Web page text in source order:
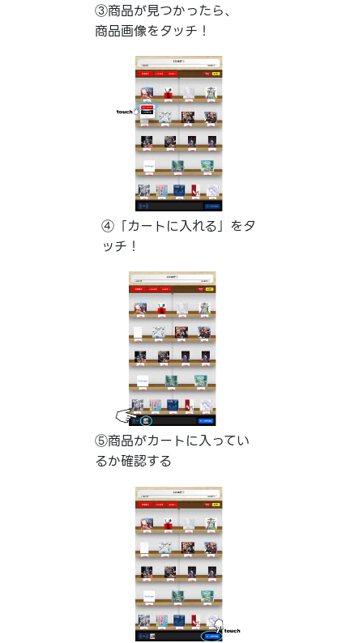
③商品が見つかったら、
商品画像をタッチ！
④「カートに入れる」をタ
ッチ！
⑤商品がカートに入ってい
るか確認する